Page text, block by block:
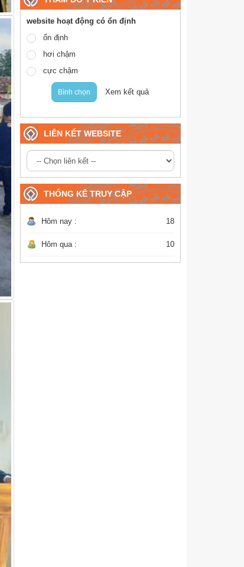
website hoạt động có ổn định
ổn định
hơi chậm
cực chậm
Bình chọn Xem kết quả
LIÊN KẾT WEBSITE
THỐNG KÊ TRUY CẬP
Hôm nay : 18
Hôm qua : 10